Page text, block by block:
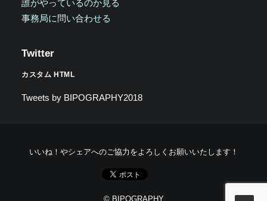
誰がやっているのか見る
事務局に問い合わせる
Twitter
カスタム HTML
Tweets by BIPOGRAPHY2018
いいね！やシェアへのご協力をよろしくお願いいたします！
© BIPOGRAPHY